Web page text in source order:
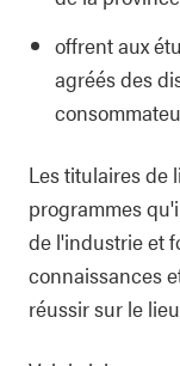
offrent aux
agréés des
Les titulaires de
programmes
de l'industrie et
connaissances
réussir sur le